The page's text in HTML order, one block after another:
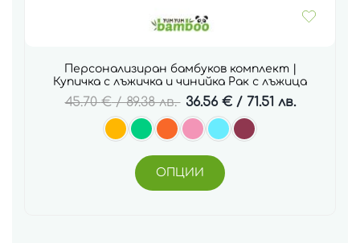
Персонализиран бамбуков комплект |
Купичка с лъжичка и чинийка Рак с лъжица
45.70€/ 89.38 лв. 36.56 €/ 71.51 лв.
ОПЦИИ